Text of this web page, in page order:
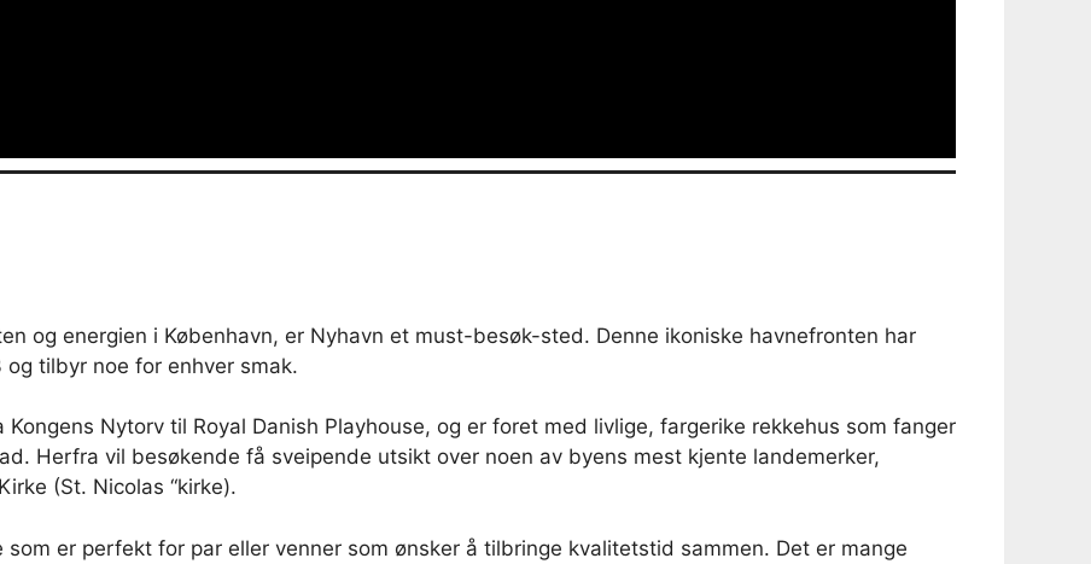
og energien i København, er Nyhavn et must-besøk-sted. Denne ikoniske havnefronten har
tilbyr noe for enhver smak.
Nytorv til Royal Danish Playhouse, og er foret med livlige, fargerike rekkehus som fanger
Herfra vil besøkende få sveipende utsikt over noen av byens mest kjente landemerker,
(St. Nicolas “kirke).
er perfekt for par eller venner som ønsker å tilbringe kvalitetstid sammen. Det er mange